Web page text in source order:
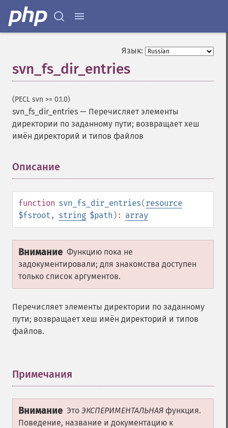
Язык:
svn_fs_dir_entries
(PECL svn >= 0.1.0)
svn_fs_dir_entries — Перечисляет элементы
директории по заданному пути; возвращает хеш
имён директорий и типов файлов
Описание
function svn_fs_dir_entries(resource
$fsroot , string $path ): array
Внимание Функцию пока не
задокументировали; для знакомства доступен
только список аргументов.
Перечисляет элементы директории по заданному
пути; возвращает хеш имён директорий и типов
файлов.
Примечания
Внимание Это ЭКСПЕРИМЕНТАЛЬНАЯ функция.
Поведение, название и документацию к